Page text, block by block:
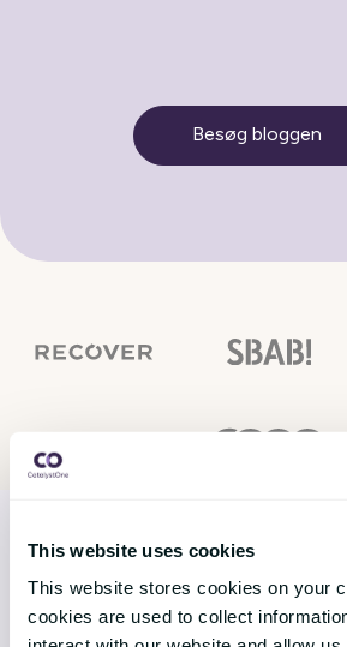
This website uses cookies
This website stores cookies on your
cookies are used to collect
Besøg bloggen
LØSNINGER